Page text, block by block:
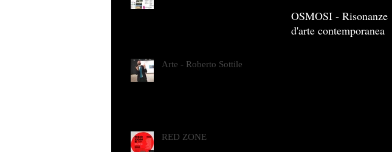
Arte - Roberto Sottile
RED ZONE
OSMOSI - Risonanze
d'arte contemporanea